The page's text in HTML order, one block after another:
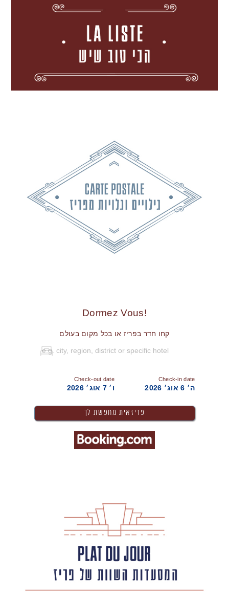
!Dormez Vous
קחו חדר בפריז או בכל מקום בעולם
Check-in date
ה׳ 6 אוג׳ 2026
Check-out date
ו׳ 7 אוג׳ 2026